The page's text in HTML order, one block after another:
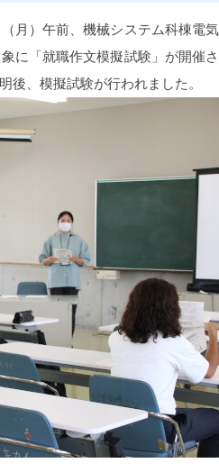
月）午前、機械システム科棟電
に「就職作文模擬試験」が開催さ
後、模擬試験が行われました。